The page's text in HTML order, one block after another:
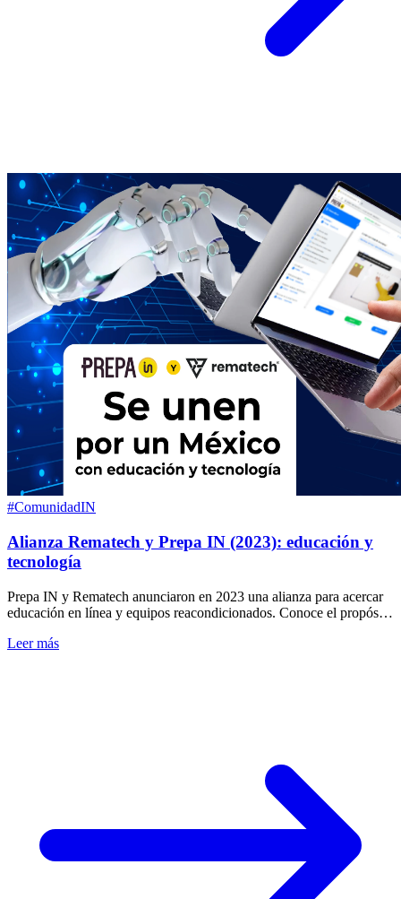
#ComunidadIN
Alianza Rematech y Prepa IN (2023): educación y
tecnología
Prepa IN y Rematech anunciaron en 2023 una alianza para acercar
educación en línea y equipos reacondicionados. Conoce el propósito
Leer más